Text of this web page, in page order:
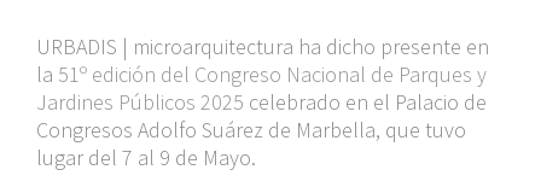
URBADIS | microarquitectura ha dicho presente en
la 51º edición del Congreso Nacional de Parques y
Jardines Públicos 2025 celebrado en el Palacio de
Congresos Adolfo Suárez de Marbella, que tuvo
lugar del 7 al 9 de Mayo.